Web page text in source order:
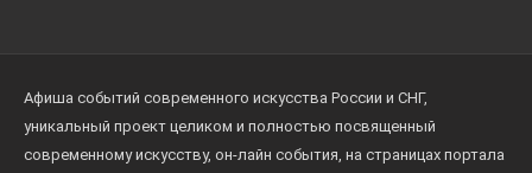
Афиша событий современного искусства России и СНГ,
уникальный проект целиком и полностью посвященный
современному искусству, он-лайн события, на страницах портала